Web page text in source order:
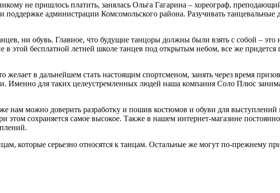
не пришлось платить, занялась Ольга Гагарина – хореограф,
поддержке администрации Комсомольского района. Разучивать
ни обувь. Главное, что будущие танцоры должны были взять с собой –
этой бесплатной летней школе танцев под открытым небом, все же придется
желает в дальнейшем стать настоящим спортсменом, занять через время
Именно для таких целеустремленных людей наша компания Соло Плюс
нам можно доверить разработку и пошив костюмов и обуви для
сохраняется самое высокое. Также в нашем интернет-магазине
которые серьезно относятся к танцам. Остальные же могут по-прежнему